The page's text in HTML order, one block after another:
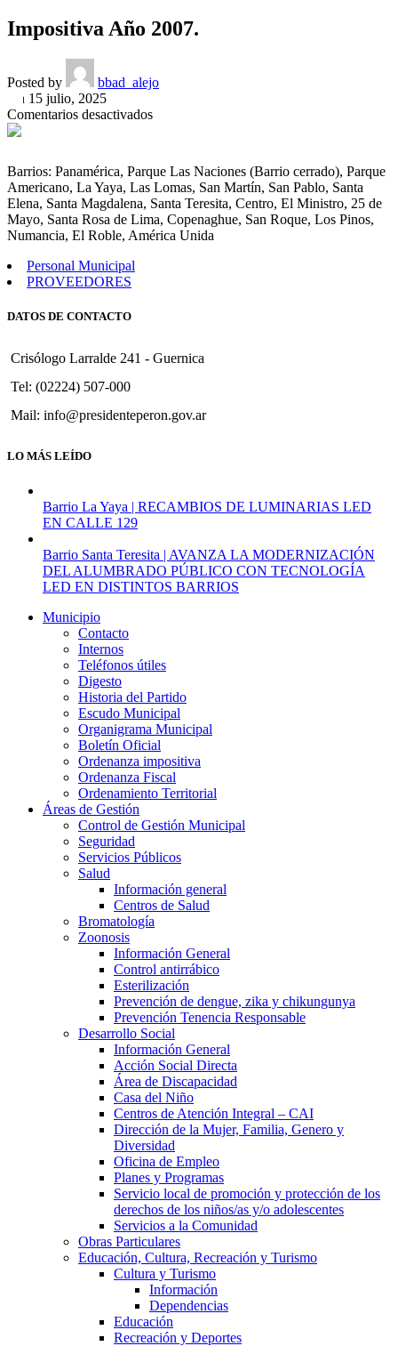
Impositiva Año 2007.
Posted by
bbad_alejo
On 15 julio, 2025
Comentarios desactivadosen
Barrios: Panamérica, Parque Las Naciones (Barrio cerrado), Parque
Americano, La Yaya, Las Lomas, San Martín, San Pablo, Santa
Elena, Santa Magdalena, Santa Teresita, Centro, El Ministro, 25 de
Mayo, Santa Rosa de Lima, Copenaghue, San Roque, Los Pinos,
Numancia, El Roble, América Unida
Personal Municipal
PROVEEDORES
DATOS DE CONTACTO
Crisólogo Larralde 241 - Guernica
Tel: (02224) 507-000
Mail: info@presidenteperon.gov.ar
LO MÁS LEÍDO
Barrio La Yaya | RECAMBIOS DE LUMINARIAS LED
EN CALLE 129
Barrio Santa Teresita | AVANZA LA MODERNIZACIÓN
DEL ALUMBRADO PÚBLICO CON TECNOLOGÍA
LED EN DISTINTOS BARRIOS
Municipio
Contacto
Internos
Teléfonos útiles
Digesto
Historia del Partido
Escudo Municipal
Organigrama Municipal
Boletín Oficial
Ordenanza impositiva
Ordenanza Fiscal
Ordenamiento Territorial
Áreas de Gestión
Control de Gestión Municipal
Seguridad
Servicios Públicos
Salud
Información general
Centros de Salud
Bromatología
Zoonosis
Información General
Control antirrábico
Esterilización
Prevención de dengue, zika y chikungunya
Prevención Tenencia Responsable
Desarrollo Social
Información General
Acción Social Directa
Área de Discapacidad
Casa del Niño
Centros de Atención Integral – CAI
Dirección de la Mujer, Familia, Genero y
Diversidad
Oficina de Empleo
Planes y Programas
Servicio local de promoción y protección de los
derechos de los niños/as y/o adolescentes
Servicios a la Comunidad
Obras Particulares
Educación, Cultura, Recreación y Turismo
Cultura y Turismo
Información
Dependencias
Educación
Recreación y Deportes